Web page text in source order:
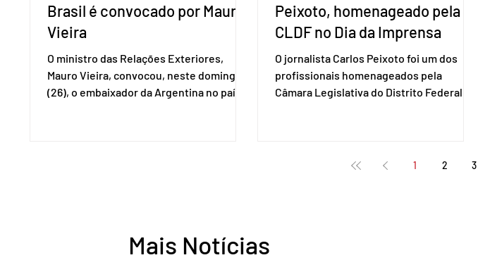
Brasil é convocado por Mauro
Vieira
O ministro das Relações Exteriores,
Mauro Vieira, convocou, neste domingo
(26), o embaixador da Argentina no país,
Estado, às instituições democráticas,
Peixoto, homenageado pela
CLDF no Dia da Imprensa
O jornalista Carlos Peixoto foi um dos
profissionais homenageados pela
Câmara Legislativa do Distrito Federal
deputada distrital Dra. Jane Klébia,
1 2 3
Mais Notícias